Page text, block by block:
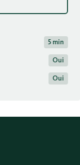
5 min
Oui
Oui